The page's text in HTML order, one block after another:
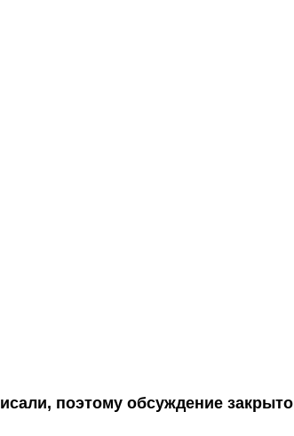
поэтому обсуждение закрыто